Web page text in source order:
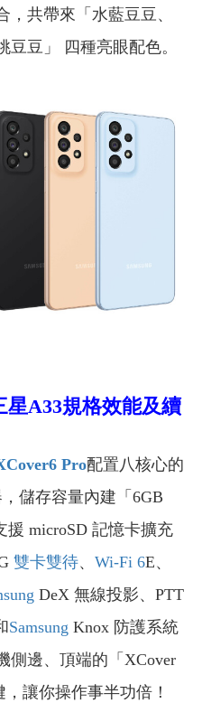
共帶來「水藍豆豆、
豆」 四種亮眼配色。
星A33規格效能及續
Pro配置八核心的
，儲存容量內建「6GB
援 microSD 記憶卡擴充
雙卡雙待、 Wi-Fi 6E、
DeX 無線投影、PTT
Samsung Knox 防護系統
側邊、頂端的「XCover
讓你操作事半功倍！